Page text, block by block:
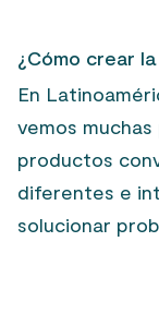
¿Cómo crear
En
vemos
productos
diferentes e
solucionar